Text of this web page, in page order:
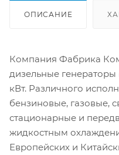
ОПИСАНИЕ
Компания Фабрика
дизельные
кВт. Различного
бензиновые, газовые,
стационарные и
жидкостным
Европейских и